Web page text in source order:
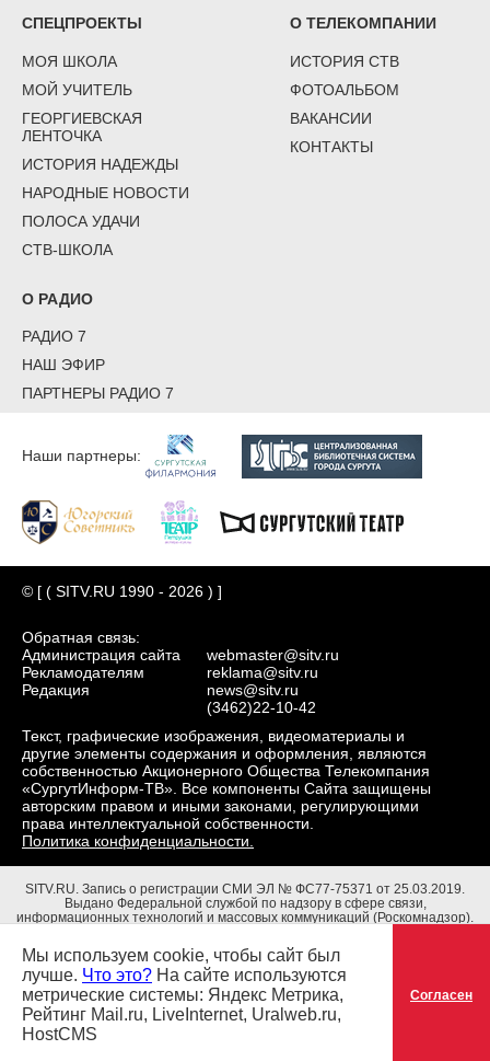
СПЕЦПРОЕКТЫ
МОЯ ШКОЛА
МОЙ УЧИТЕЛЬ
ГЕОРГИЕВСКАЯ
ЛЕНТОЧКА
ИСТОРИЯ НАДЕЖДЫ
НАРОДНЫЕ НОВОСТИ
ПОЛОСА УДАЧИ
СТВ-ШКОЛА
О ТЕЛЕКОМПАНИИ
ИСТОРИЯ СТВ
ФОТОАЛЬБОМ
ВАКАНСИИ
КОНТАКТЫ
О РАДИО
РАДИО 7
НАШ ЭФИР
ПАРТНЕРЫ РАДИО 7
Наши партнеры:
© [ ( SITV.RU 1990 - 2026 ) ]
Обратная связь:
Администрация сайта
Рекламодателям
Редакция
webmaster@sitv.ru
reklama@sitv.ru
news@sitv.ru
(3462)22-10-42
Текст, графические изображения, видеоматериалы и
другие элементы содержания и оформления, являются
собственностью Акционерного Общества Телекомпания
«СургутИнформ-ТВ». Все компоненты Сайта защищены
авторским правом и иными законами, регулирующими
права интеллектуальной собственности.
Политика конфиденциальности.
SITV.RU. Запись о регистрации СМИ ЭЛ № ФС77-75371 от 25.03.2019.
Выдано Федеральной службой по надзору в сфере связи,
информационных технологий и массовых коммуникаций (Роскомнадзор).
Адрес редакции: 628403, Тюменская обл., ХМАО - Югра, г. Сургут, ул.
Маяковского, д. 16. Главный редактор: Чубенко В.Л.
Мы используем cookie, чтобы сайт был
лучше. Что это? На сайте используются
метрические системы: Яндекс Метрика,
Рейтинг Mail.ru, LiveInternet, Uralweb.ru,
HostCMS
Согласен